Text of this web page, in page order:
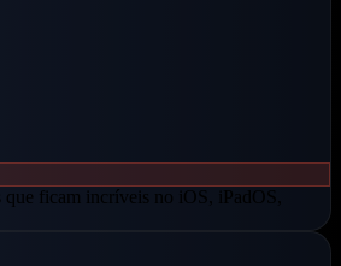
que ficam incríveis no iOS, iPadOS,